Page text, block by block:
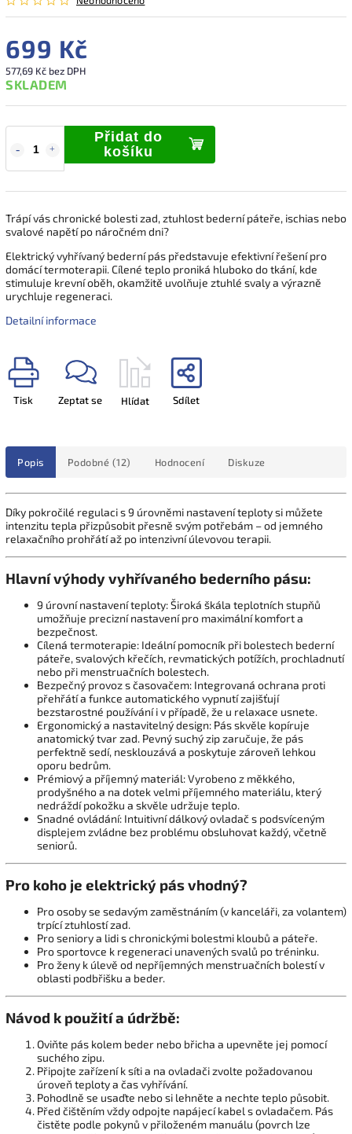
699 Kč
577,69 Kč bez DPH
SKLADEM
Přidat do
košíku
Trápí vás chronické bolesti zad, ztuhlost bederní páteře, ischias nebo
svalové napětí po náročném dni?
Elektrický vyhřívaný bederní pás představuje efektivní řešení pro
domácí termoterapii. Cílené teplo proniká hluboko do tkání, kde
stimuluje krevní oběh, okamžitě uvolňuje ztuhlé svaly a výrazně
urychluje regeneraci.
Detailní informace
Tisk Zeptat se Hlídat Sdílet
Popis Podobné (12) Hodnocení Diskuze
Díky pokročilé regulaci s 9 úrovněmi nastavení teploty si můžete
intenzitu tepla přizpůsobit přesně svým potřebám – od jemného
relaxačního prohřátí až po intenzivní úlevovou terapii.
Hlavní výhody vyhřívaného bederního pásu:
9 úrovní nastavení teploty: Široká škála teplotních stupňů
umožňuje precizní nastavení pro maximální komfort a
bezpečnost.
Cílená termoterapie: Ideální pomocník při bolestech bederní
páteře, svalových křečích, revmatických potížích, prochladnutí
nebo při menstruačních bolestech.
Bezpečný provoz s časovačem: Integrovaná ochrana proti
přehřátí a funkce automatického vypnutí zajišťují
bezstarostné používání i v případě, že u relaxace usnete.
Ergonomický a nastavitelný design: Pás skvěle kopíruje
anatomický tvar zad. Pevný suchý zip zaručuje, že pás
perfektně sedí, nesklouzává a poskytuje zároveň lehkou
oporu bedrům.
Prémiový a příjemný materiál: Vyrobeno z měkkého,
prodyšného a na dotek velmi příjemného materiálu, který
nedráždí pokožku a skvěle udržuje teplo.
Snadné ovládání: Intuitivní dálkový ovladač s podsvíceným
displejem zvládne bez problému obsluhovat každý, včetně
seniorů.
Pro koho je elektrický pás vhodný?
Pro osoby se sedavým zaměstnáním (v kanceláři, za volantem)
trpící ztuhlostí zad.
Pro seniory a lidi s chronickými bolestmi kloubů a páteře.
Pro sportovce k regeneraci unavených svalů po tréninku.
Pro ženy k úlevě od nepříjemných menstruačních bolestí v
oblasti podbřišku a beder.
Návod k použití a údržbě:
Oviňte pás kolem beder nebo břicha a upevněte jej pomocí
suchého zipu.
Připojte zařízení k síti a na ovladači zvolte požadovanou
úroveň teploty a čas vyhřívání.
Pohodlně se usaďte nebo si lehněte a nechte teplo působit.
Před čištěním vždy odpojte napájecí kabel s ovladačem. Pás
čistěte podle pokynů v přiloženém manuálu (povrch lze